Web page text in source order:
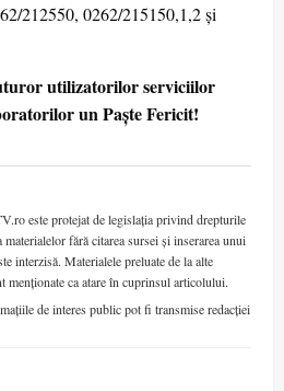
212550, 0262/215150,1,2 și
utilizatorilor serviciilor
un Paște Fericit!
este protejat de legislația privind drepturile
fără citarea sursei și inserarea unui
interzisă. Materialele preluate de la alte
ca atare în cuprinsul articolului.
de interes public pot fi transmise redacției